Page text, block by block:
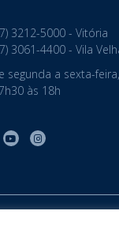
3212-5000 - Vitória
3061-4400 - Vila
segunda a sexta-feira,
às 18h